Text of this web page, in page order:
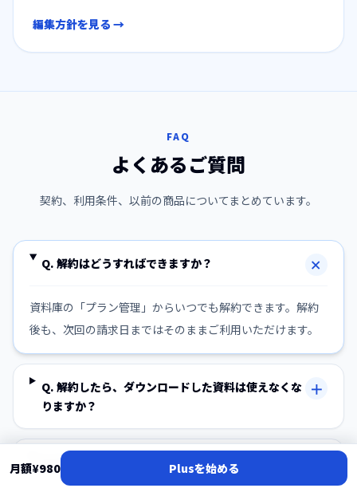
編集方針を見る →
FAQ
よくあるご質問
契約、利用条件、以前の商品についてまとめています。
Q. 解約はどうすればできますか？ ＋
資料庫の「プラン管理」からいつでも解約できます。解約
後も、次回の請求日まではそのままご利用いただけます。
Q. 解約したら、ダウンロードした資料は使えなくな
りますか？
＋
Q.PowerPointを持っていなくても使えますか？
月額¥980 Plusを始める